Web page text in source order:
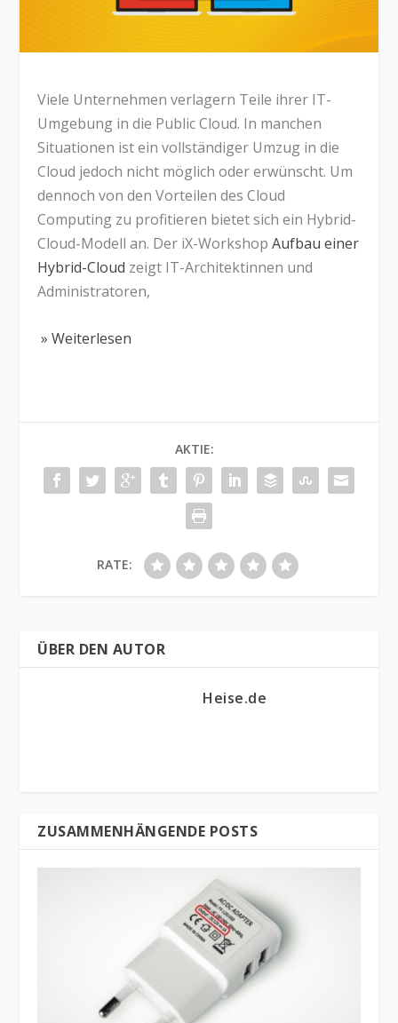
Viele Unternehmen verlagern Teile ihrer IT-
Umgebung in die Public Cloud. In manchen
Situationen ist ein vollständiger Umzug in die
Cloud jedoch nicht möglich oder erwünscht. Um
dennoch von den Vorteilen des Cloud
Computing zu profitieren bietet sich ein Hybrid-
Cloud-Modell an. Der iX-WorkshopAufbau einer
Hybrid-Cloud zeigt IT-Architektinnen und
Administratoren,
» Weiterlesen
AKTIE:
RATE:
ÜBER DEN AUTOR
Heise.de
ZUSAMMENHÄNGENDE POSTS